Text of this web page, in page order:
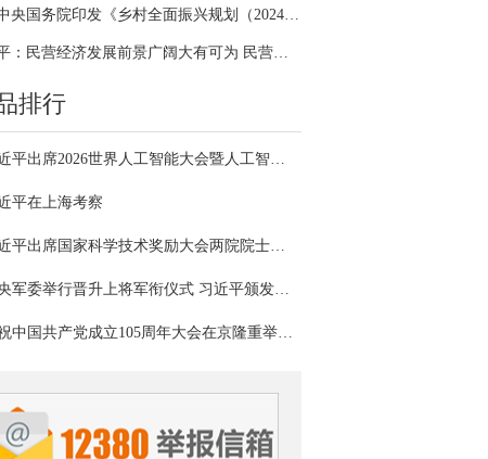
中共中央国务院印发《乡村全面振兴规划（2024—2027年）》
习近平：民营经济发展前景广阔大有可为 民营企业和民营企业家大显身手正当其时
排行
习近平出席2026世界人工智能大会暨人工智能全球治理高级别会议开幕式并发表主旨讲话
平在上海考察
习近平出席国家科学技术奖励大会两院院士大会中国科协第十一次全国代表大会并发表重要讲话
中央军委举行晋升上将军衔仪式 习近平颁发命令状并向晋衔的军官表示祝贺
庆祝中国共产党成立105周年大会在京隆重举行 习近平发表重要讲话